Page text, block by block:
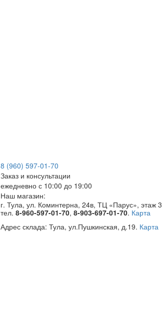
8 (960) 597-01-70
Заказ и консультации
ежедневно с 10:00 до 19:00
Наш магазин:
г. Тула, ул. Коминтерна, 24в, ТЦ «Парус», этаж 3
тел. 8-960-597-01-70, 8-903-697-01-70. Карта
Адрес склада: Тула, ул.Пушкинская, д.19. Карта